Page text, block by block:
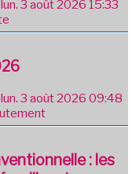
lun. 3 août 2026 15:33
lun. 3 août 2026 09:48
: les